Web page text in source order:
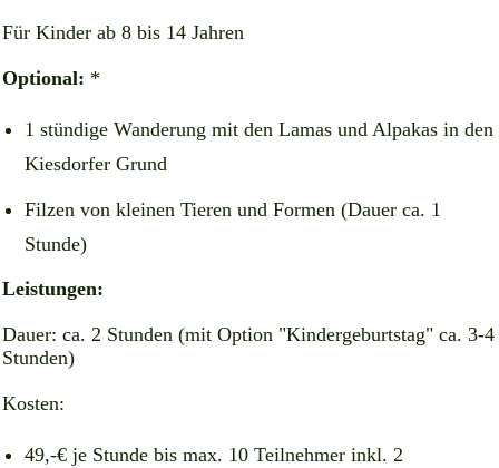
Für Kinder ab 8 bis 14 Jahren
Optional: *
1 stündige Wanderung mit den Lamas und Alpakas in den
Kiesdorfer Grund
Filzen von kleinen Tieren und Formen (Dauer ca. 1
Stunde)
Leistungen:
Dauer: ca. 2 Stunden (mit Option "Kindergeburtstag" ca. 3-4
Stunden)
Kosten:
49,-€ je Stunde bis max. 10 Teilnehmer inkl. 2